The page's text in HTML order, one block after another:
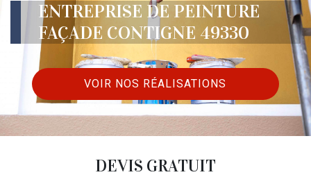
ENTREPRISE DE PEINTURE
FAÇADE CONTIGNE 49330
VOIR NOS RÉALISATIONS
DEVIS GRATUIT